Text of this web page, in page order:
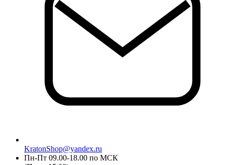
KratonShop@yandex.ru
Пн-Пт 09.00-18.00 по МСК